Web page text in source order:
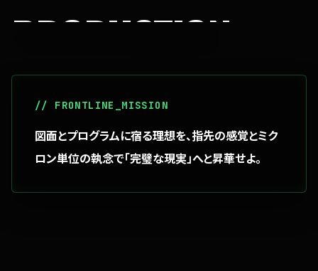
PRODUCTION
// FRONTLINE_MISSION
図面とプログラムに宿る理想を、指先の感覚とミク
ロン単位の執念で「完璧な現実」へと昇華せよ。